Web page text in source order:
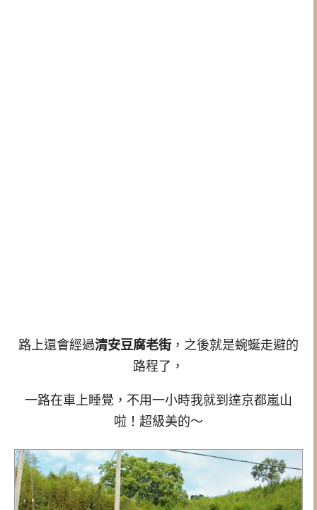
路上還會經過清安豆腐老街 ，之後就是蜿蜒走避的
路程了，
一路在車上睡覺，不用一小時我就到達京都嵐山
啦！超級美的～